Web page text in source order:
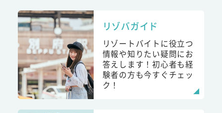
リゾバガイド
リゾートバイトに役立つ
情報や知りたい疑問にお
答えします！初心者も経
験者の方も今すぐチェッ
ク！